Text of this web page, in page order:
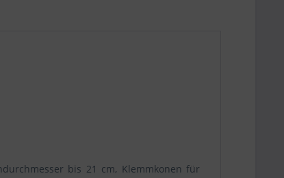
bis 21 cm, Klemmkonen für